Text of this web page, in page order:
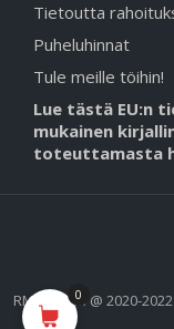
Tietoutta
Puheluhinnat
Tule meille töihin!
Lue tästä EU:n
mukainen
toteuttamasta
RMHeino.fi @ 2020-
0